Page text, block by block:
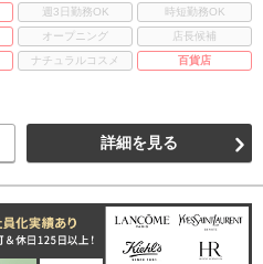
週3日勤務OK
時短勤務OK
オープニング
店長候補
ナチュラルコスメ 百貨店
詳細を見る